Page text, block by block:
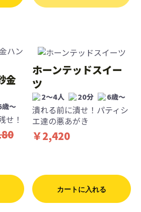
金
歳〜
せ！
ホーンテッドスイー
ツ
2〜4人 20分 6歳〜
潰れる前に潰せ！パティシ
エ達の悪あがき
￥2,420
カートに入れる